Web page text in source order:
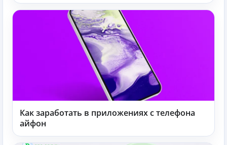
Как заработать в приложениях с телефона
айфон